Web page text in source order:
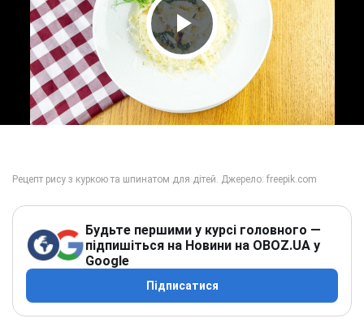
Play Video
Будьте першими у курсі головного —
підпишіться на Новини на OBOZ.UA у
Google
Підписатися